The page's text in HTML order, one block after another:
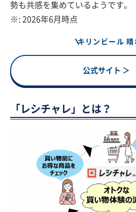
勢も共感を集めているようです。
※: 2026年6月時点
キリンビール 晴
公式サイト ＞
「レシチャレ」とは？